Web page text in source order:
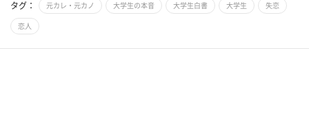
タグ： 元カレ・元カノ 大学生の本音 大学生白書 大学生 失恋
恋人